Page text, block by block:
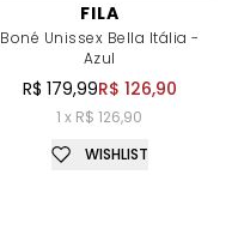
FILA
Boné Unissex Bella Itália -
Azul
R$ 179,99R$ 126,90
1 x R$ 126,90
WISHLIST